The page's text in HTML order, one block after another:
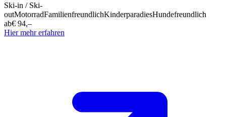
Ski-in / Ski-
outMotorradFamilienfreundlichKinderparadiesHundefreundlich
ab€ 94,–
Hier mehr erfahren